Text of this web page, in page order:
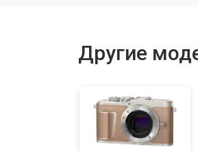
Замена CCD/
Другие